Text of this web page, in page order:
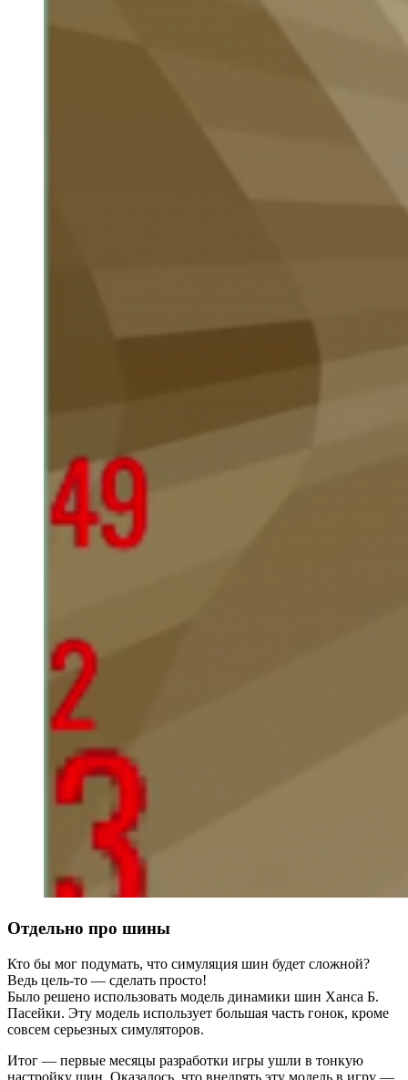
Отдельно про шины
Кто бы мог подумать, что симуляция шин будет сложной?
Ведь цель‑то — сделать просто!
Было решено использовать модель динамики шин Ханса Б.
Пасейки. Эту модель использует большая часть гонок, кроме
совсем серьезных симуляторов.
Итог — первые месяцы разработки игры ушли в тонкую
настройку шин. Оказалось, что внедрять эту модель в игру —